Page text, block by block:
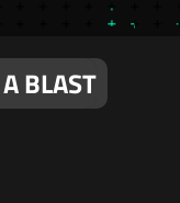
BLAST